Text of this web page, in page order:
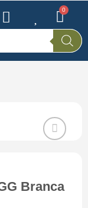
na Lista
de
Branca